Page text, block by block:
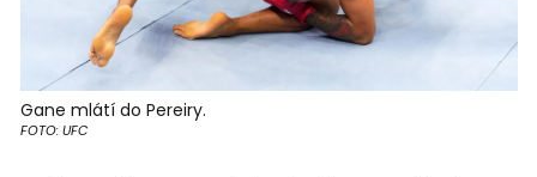
Gane mlátí do Pereiry.
FOTO: UFC